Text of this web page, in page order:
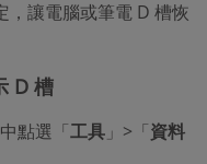
讓電腦或筆電 D 槽恢
D 槽
點選「工具 」>「資料